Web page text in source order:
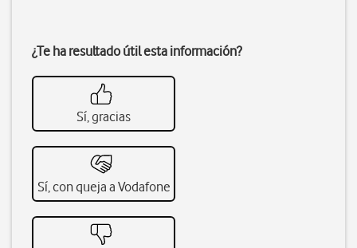
¿Te ha resultado útil esta información?
Sí, gracias
Sí, con queja a Vodafone